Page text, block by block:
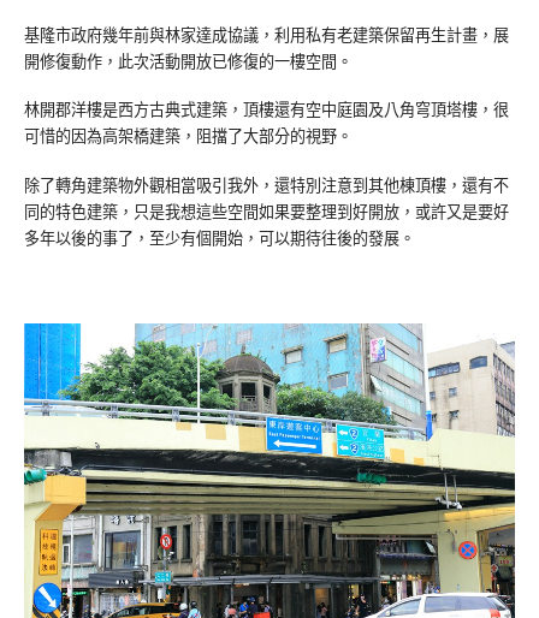
基隆市政府幾年前與林家達成協議，利用私有老建築保留再生計畫，展
開修復動作，此次活動開放已修復的一樓空間。
林開郡洋樓是西方古典式建築，頂樓還有空中庭園及八角穹頂塔樓，很
可惜的因為高架橋建築，阻擋了大部分的視野。
除了轉角建築物外觀相當吸引我外，還特別注意到其他棟頂樓，還有不
同的特色建築，只是我想這些空間如果要整理到好開放，或許又是要好
多年以後的事了，至少有個開始，可以期待往後的發展。